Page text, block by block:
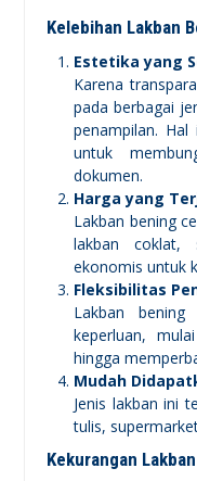
Kelebihan Lakban
Estetika yang
Karena
pada berbagai
penampilan.
untuk
dokumen.
Harga yang
Lakban bening
lakban coklat,
ekonomis untuk
Fleksibilitas
Lakban bening
keperluan,
hingga
Mudah
Jenis lakban ini
tulis,
Kekurangan